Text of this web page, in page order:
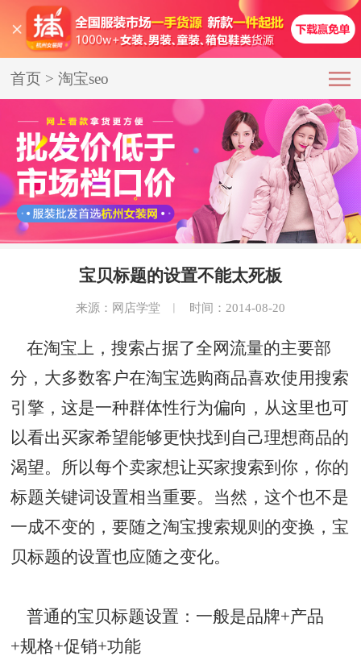
首页 >淘宝seo
宝贝标题的设置不能太死板
来源：网店学堂 ︱ 时间：2014-08-20
在淘宝上，搜索占据了全网流量的主要部
分，大多数客户在淘宝选购商品喜欢使用搜索
引擎，这是一种群体性行为偏向，从这里也可
以看出买家希望能够更快找到自己理想商品的
渴望。所以每个卖家想让买家搜索到你，你的
标题关键词设置相当重要。当然，这个也不是
一成不变的，要随之淘宝搜索规则的变换，宝
贝标题的设置也应随之变化。
普通的宝贝标题设置：一般是品牌+产品
+规格+促销+功能